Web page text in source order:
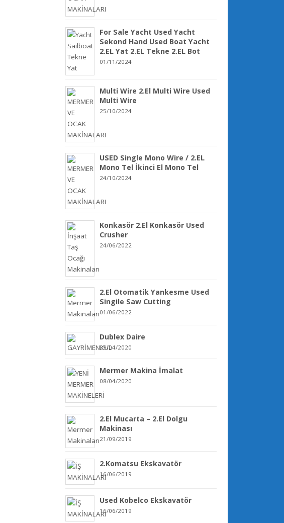
For Sale Yacht Used Yacht
Sekond Hand Used Boat Yacht
2.EL Yat 2.EL Tekne 2.EL Bot
01/11/2024
Multi Wire 2.El Multi Wire Used
Multi Wire
25/10/2024
USED Single Mono Wire / 2.EL
Mono Tel İkinci El Mono Tel
24/10/2024
Konkasör 2.El Konkasör Used
Crusher
24/06/2022
2.El Otomatik Yankesme Used
Singile Saw Cutting
01/06/2022
Dublex Daire
29/04/2020
Mermer Makina İmalat
08/04/2020
2.El Mucarta – 2.El Dolgu
Makinası
21/09/2019
2.Komatsu Ekskavatör
16/06/2019
Used Kobelco Ekskavatör
16/06/2019